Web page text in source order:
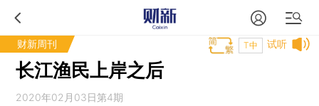
财新周刊 试听
T中
长江渔民上岸之后
2020年02月03日第4期